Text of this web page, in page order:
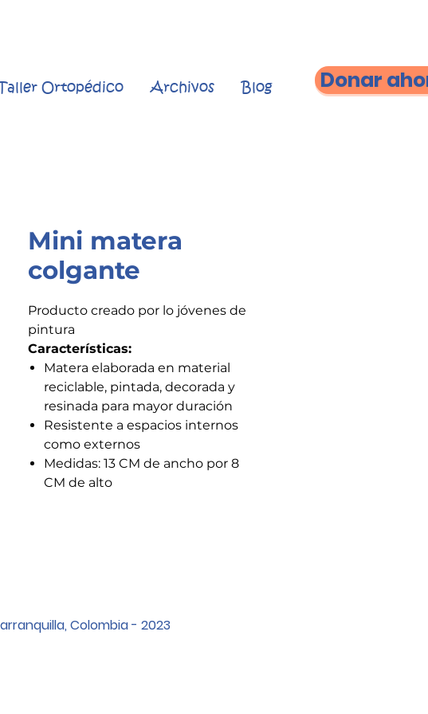
Ortopédico Archivos Blog Donar
Mini matera
colgante
Producto creado por lo jóvenes de
pintura
Características:
Matera elaborada en material
reciclable, pintada, decorada y
resinada para mayor duración
Resistente a espacios internos
como externos
Medidas: 13 CM de ancho por 8
CM de alto
Colombia - 2023